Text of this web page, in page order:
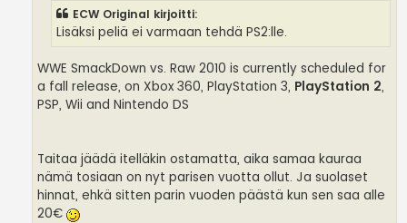
ECW Original kirjoitti:
Lisäksi peliä ei varmaan tehdä PS2:lle.
WWE SmackDown vs. Raw 2010 is currently scheduled for
a fall release, on Xbox 360, PlayStation 3, PlayStation 2,
PSP, Wii and Nintendo DS
Taitaa jäädä itelläkin ostamatta, aika samaa kauraa
nämä tosiaan on nyt parisen vuotta ollut. Ja suolaset
hinnat, ehkä sitten parin vuoden päästä kun sen saa alle
20€